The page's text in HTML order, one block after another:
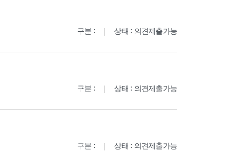
구분 : 상태 : 의견제출가능
구분 : 상태 : 의견제출가능
구분 : 상태 : 의견제출가능